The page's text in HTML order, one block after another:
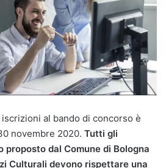
al bando di concorso è
novembre 2020. Tutti gli
dal Comune di Bologna
Culturali devono rispettare una